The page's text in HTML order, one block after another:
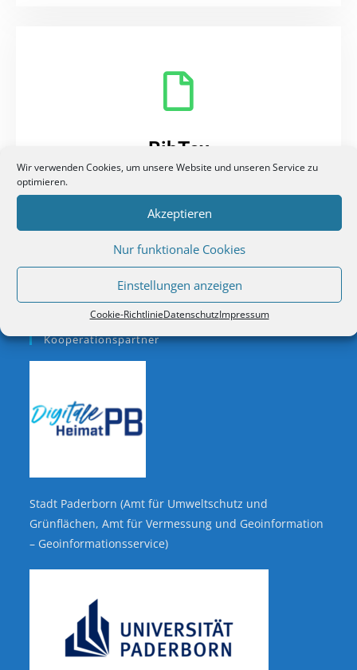
Wir verwenden Cookies, um unsere Website und unseren Service zu
optimieren.
Akzeptieren
Nur funktionale Cookies
Einstellungen anzeigen
Cookie-RichtlinieDatenschutzImpressum
BibTex
Literaturverwaltungsprogramme bieten wir die gesamte
Quellen- und Literaturdatenbank als .bib-Datei an.
Kooperationspartner
Stadt Paderborn (Amt für Umweltschutz und
Grünflächen, Amt für Vermessung und Geoinformation
– Geoinformationsservice)